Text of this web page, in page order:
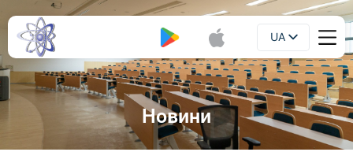
UA
EN
Новини